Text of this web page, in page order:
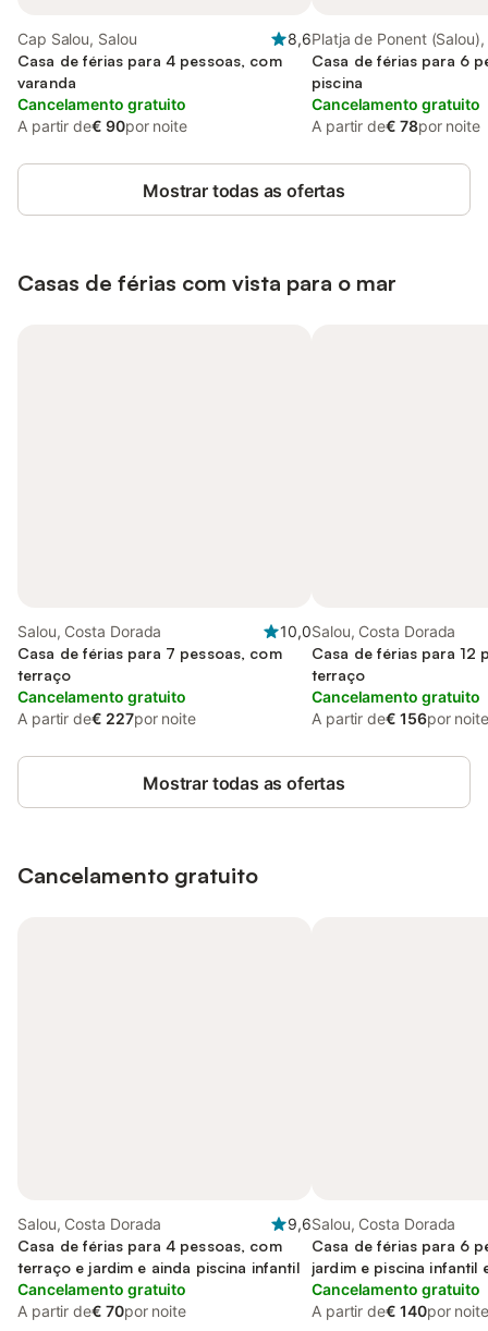
Cap Salou, Salou
8,6
Casa de férias para 4 pessoas, com
varanda
Cancelamento gratuito
A partir de€ 90por noite
Platja de Ponent (Salou),
Casa de férias para 6
piscina
Cancelamento gratuito
A partir de€ 78por noite
Mostrar todas as ofertas
Casas de férias com vista para o mar
Salou, Costa Dorada
10,0
Casa de férias para 7 pessoas, com
terraço
Cancelamento gratuito
A partir de€ 227por noite
Salou, Costa Dorada
Casa de férias para 12
terraço
Cancelamento gratuito
A partir de€ 156por noite
Mostrar todas as ofertas
Cancelamento gratuito
Salou, Costa Dorada
9,6
Casa de férias para 4 pessoas, com
terraço e jardim e ainda piscina infantil
Cancelamento gratuito
A partir de€ 70por noite
Salou, Costa Dorada
Casa de férias para 6
jardim e piscina infantil
Cancelamento gratuito
A partir de€ 140por noite